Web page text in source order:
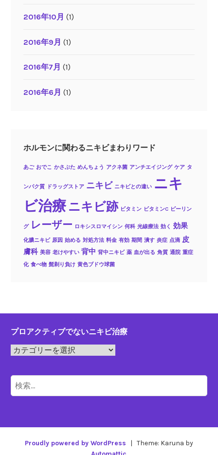
2016年10月 (1)
2016年9月 (1)
2016年7月 (1)
2016年6月 (1)
ホルモンに関わるニキビまわりワード
あご おでこ かさぶた めんちょう アクネ菌 アンチエイジング ケア タ
ンパク質 ドラッグストア ニキビ ニキビとの違い ニキ
ビ治療 ニキビ跡 ビタミン ビタミンC ピーリン
グ レーザー ロキシスロマイシン 何科 光線療法 効く 効果
化膿ニキビ 原因 始める 対処方法 料金 有効 期間 潰す 炎症 点滴 皮
膚科 美容 老けやすい 背中 背中ニキビ 薬 血が出る 角質 通院 重症
化 食べ物 髭剃り負け 黄色ブドウ球菌
プロアクティブでないニキビ治療
プ
ア
ク
テ
検
索:
Proudly powered by WordPress | Theme: Karuna by